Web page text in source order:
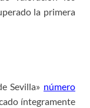
la primera
Sevilla» número
íntegramente